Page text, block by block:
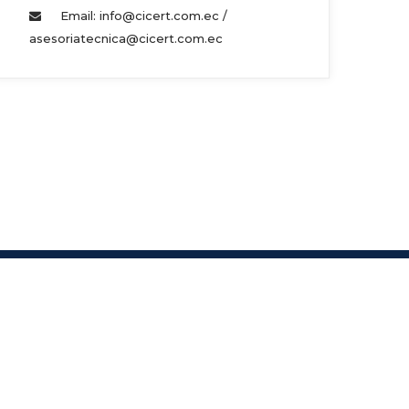
Email: info@cicert.com.ec /
asesoriatecnica@cicert.com.ec